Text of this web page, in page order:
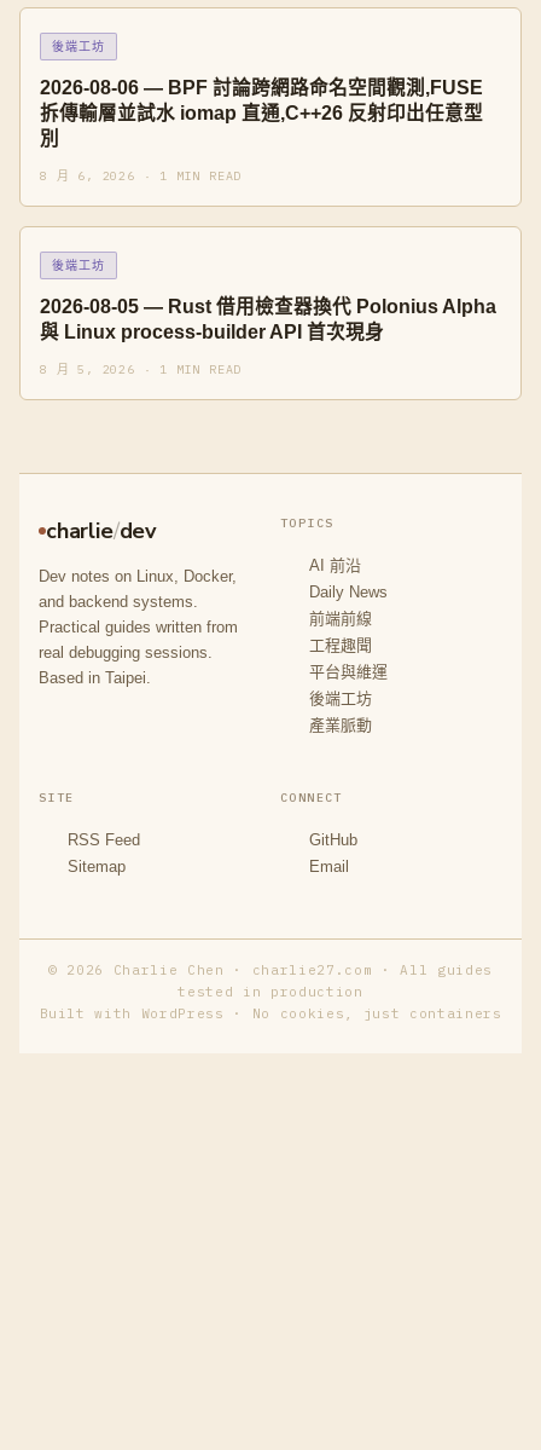
後端工坊
2026-08-06 — BPF 討論跨網路命名空間觀測,FUSE
拆傳輸層並試水 iomap 直通,C++26 反射印出任意型
別
8 月 6, 2026 · 1 MIN READ
後端工坊
2026-08-05 — Rust 借用檢查器換代 Polonius Alpha
與 Linux process-builder API 首次現身
8 月 5, 2026 · 1 MIN READ
charlie/dev
Dev notes on Linux, Docker,
and backend systems.
Practical guides written from
real debugging sessions.
Based in Taipei.
TOPICS
AI 前沿
Daily News
前端前線
工程趣聞
平台與維運
後端工坊
產業脈動
SITE
RSS Feed
Sitemap
CONNECT
GitHub
Email
© 2026 Charlie Chen · charlie27.com · All guides
tested in production
Built with WordPress · No cookies, just containers